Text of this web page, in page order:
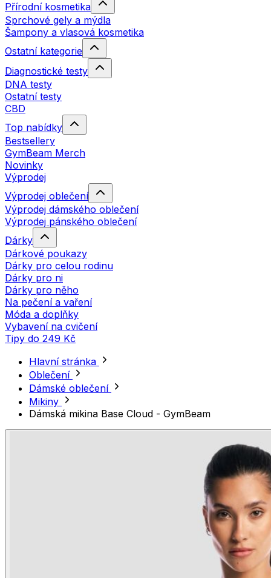
Přírodní kosmetika
Sprchové gely a mýdla
Šampony a vlasová kosmetika
Ostatní kategorie
Diagnostické testy
DNA testy
Ostatní testy
CBD
Top nabídky
Bestsellery
GymBeam Merch
Novinky
Výprodej
Výprodej oblečení
Výprodej dámského oblečení
Výprodej pánského oblečení
Dárky
Dárkové poukazy
Dárky pro celou rodinu
Dárky pro ni
Dárky pro něho
Na pečení a vaření
Móda a doplňky
Vybavení na cvičení
Tipy do 249 Kč
Hlavní stránka
Oblečení
Dámské oblečení
Mikiny
Dámská mikina Base Cloud - GymBeam